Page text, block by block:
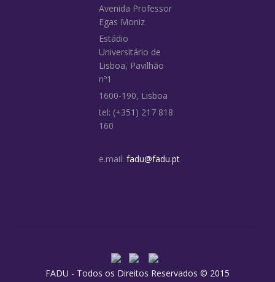
Avenida Professor
Egas Moniz
Estádio
Universitário de
Lisboa, Pavilhão
nº1
1600-190, Lisboa
tel: (+351) 217 818
160
e.mail: fadu@fadu.pt
FADU - Todos os Direitos Reservados © 2015